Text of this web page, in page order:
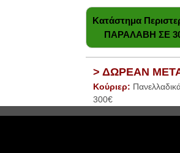
Κατάστημα
ΠΑΡΑΛΑΒΗ ΣΕ
> ΔΩΡΕΑΝ
Κούριερ:
300€